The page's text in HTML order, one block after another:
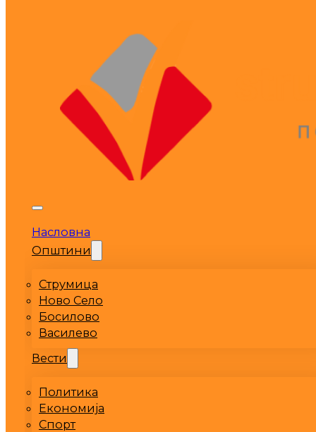
Насловна
Општини
Струмица
Ново Село
Босилово
Василево
Вести
Политика
Економија
Спорт